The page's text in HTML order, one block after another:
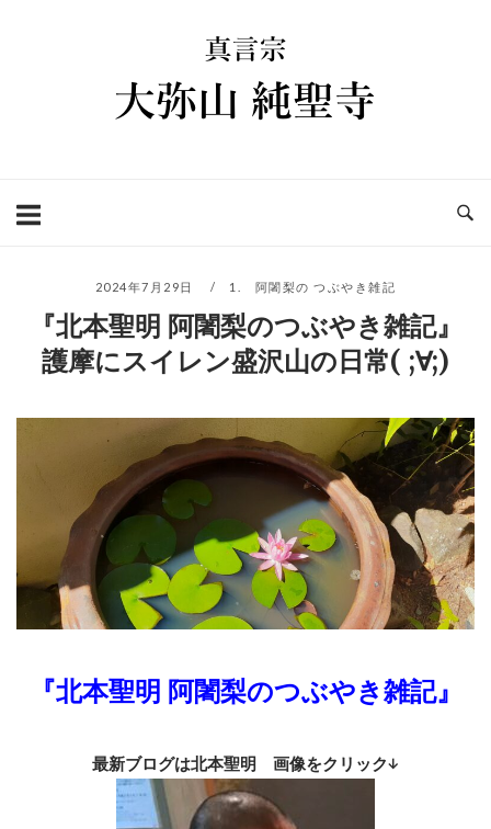
2024年7月29日 1. 阿闍梨の つぶやき雑記
『北本聖明 阿闍梨のつぶやき雑記』
護摩にスイレン盛沢山の日常( ;∀;)
『北本聖明 阿闍梨のつぶやき雑記』
最新ブログは北本聖明 画像をクリック↓